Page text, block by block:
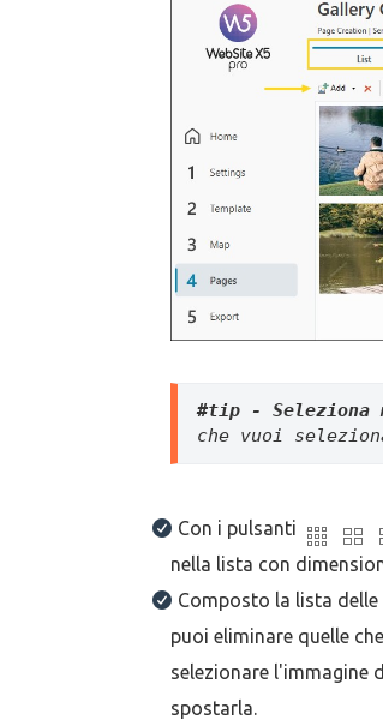
#tip - Seleziona
che vuoi
Con i pulsanti
nella lista con
Composto la lista
puoi eliminare quelle
selezionare l'immagine
spostarla.